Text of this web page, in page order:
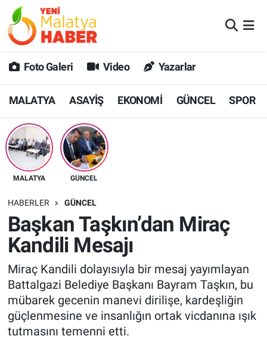
Foto Galeri Video Yazarlar
MALATYA ASAYİŞ EKONOMİ GÜNCEL SPOR
MALATYA GÜNCEL
HABERLER GÜNCEL
Başkan Taşkın’dan Miraç
Kandili Mesajı
Miraç Kandili dolayısıyla bir mesaj yayımlayan
Battalgazi Belediye Başkanı Bayram Taşkın, bu
mübarek gecenin manevi dirilişe, kardeşliğin
güçlenmesine ve insanlığın ortak vicdanına ışık
tutmasını temenni etti.
MALATYA
GÜNCEL
SPOR
SAĞLIK
DİĞER
EKONOMİ
Malatya Nöbetçi Eczaneler
MALATYA Namaz Vakitleri
Malatya Trafik Yoğunluk Haritası
Süper Lig Puan Durumu ve Fikstür
Tüm Manşetler
Son Dakika Haberleri